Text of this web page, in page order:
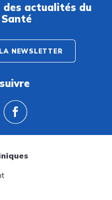
actualités du
NEWSLETTER